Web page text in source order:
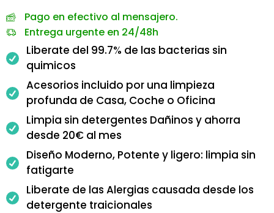
Pago en efectivo al mensajero.
Entrega urgente en 24/48h
Liberate del 99.7% de las bacterias sin
quimicos
Acesorios incluido por una limpieza
profunda de Casa, Coche o Oficina
Limpia sin detergentes Dañinos y ahorra
desde 20€ al mes
Diseño Moderno, Potente y ligero: limpia sin
fatigarte
Liberate de las Alergias causada desde los
detergente traicionales